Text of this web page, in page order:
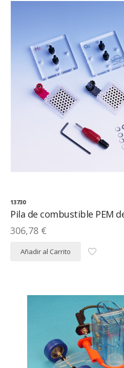
13730
Pila de combustible PEM
306,78 €
Añadir al Carrito